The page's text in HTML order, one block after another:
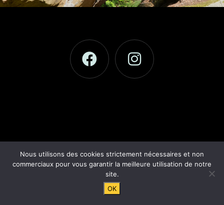
Nous utilisons des cookies strictement nécessaires et non
commerciaux pour vous garantir la meilleure utilisation de notre
site.
OK